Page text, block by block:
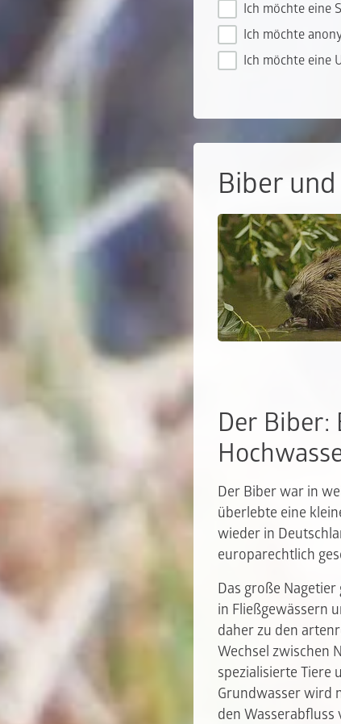
Ich möchte eine
Ich möchte
Ich möchte eine
Biber
Der
Der Biber war in
überlebte eine
wieder in
europarechtlich
Das große
in Fließgewässern
daher zu den
Wechsel zwischen
spezialisierte Tiere
Grundwasser wird
den